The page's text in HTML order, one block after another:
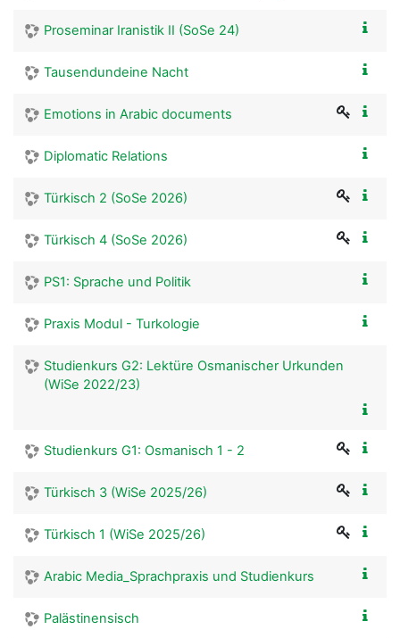
Proseminar Iranistik II (SoSe 24)
Tausendundeine Nacht
Emotions in Arabic documents
Diplomatic Relations
Türkisch 2 (SoSe 2026)
Türkisch 4 (SoSe 2026)
PS1: Sprache und Politik
Praxis Modul - Turkologie
Studienkurs G2: Lektüre Osmanischer Urkunden
(WiSe 2022/23)
Studienkurs G1: Osmanisch 1 - 2
Türkisch 3 (WiSe 2025/26)
Türkisch 1 (WiSe 2025/26)
Arabic Media_Sprachpraxis und Studienkurs
Palästinensisch